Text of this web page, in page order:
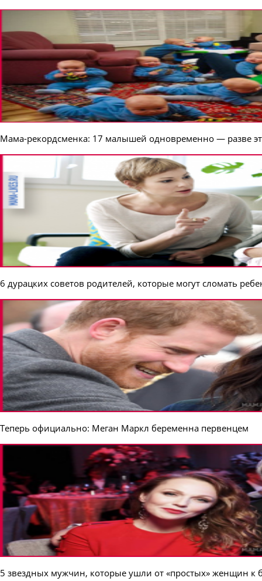
Мама-рекордсменка: 17 малышей одновременно — разве
6 дурацких советов родителей, которые могут сломать
Теперь официально: Меган Маркл беременна первенцем
5 звездных мужчин, которые ушли от «простых» женщин к